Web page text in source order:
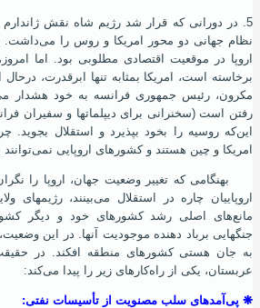
5. در دورانی که قرار شد رﮊیم شاه نقش
نظام جهانی دو محور امریکا و روس را می‌داشت.
اروپا در موقعیت اقتصادی مطلوبی بود. اما
برخاسته ‌است، امریکا بمثابه تنها ابرقدرت،
مکرون، رئیس جمهوری فرانسه به خود هشدار
رفتن است (سخنرانی برای دیپلماتها و سفیران
این‌که روسیه را بخود بپذیرد و استقلال بجوید.
امریکا و چین هستند و کشورهای اروپایی نمی‌توانند
بهنگامی که تغییر وضعیت جهان، اروپا را
اروپاییان چاره در استقلال می‌بینند، رﮊیمهای
مانع‌های اصلی رشد کشورهای خود و دیگر
جنگهایی برباد دهنده موجودیت آنها. در این
به جان هستی کشورهای منطقه افکند. در
عربستان، یکی از راه‌کارهای زیر را پیدا می‌کند:
❋ پی‌آمدهای سلب مصنویت از تأسیسات نفتی: